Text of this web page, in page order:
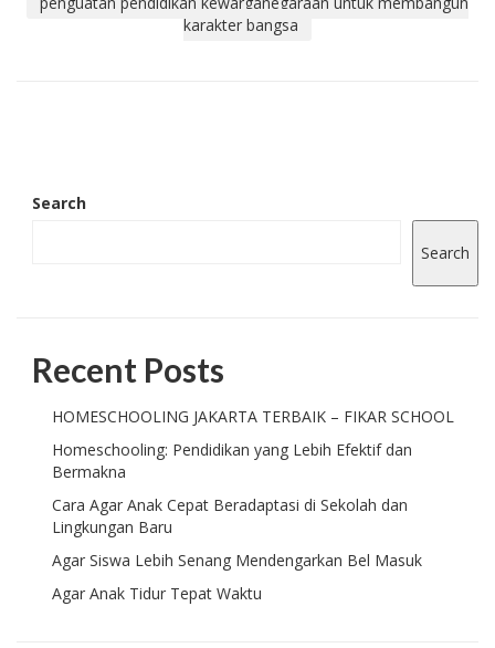
karakter bangsa
Search
Search
Recent Posts
HOMESCHOOLING JAKARTA TERBAIK – FIKAR SCHOOL
Homeschooling: Pendidikan yang Lebih Efektif dan
Bermakna
Cara Agar Anak Cepat Beradaptasi di Sekolah dan
Lingkungan Baru
Agar Siswa Lebih Senang Mendengarkan Bel Masuk
Agar Anak Tidur Tepat Waktu